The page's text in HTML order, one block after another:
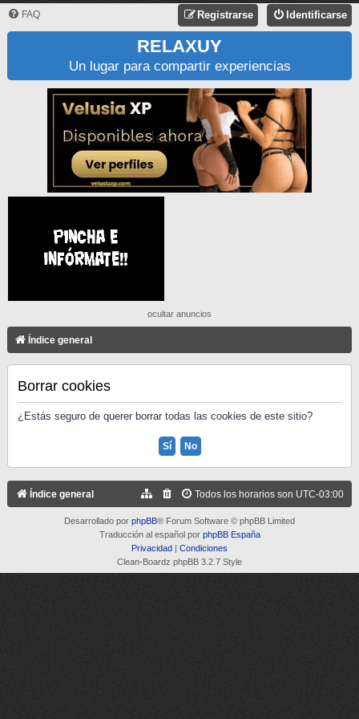
FAQ Identificarse
Registrarse
RELAXUY
Un lugar para compartir experiencias
ocultar anuncios
Índice general
Borrar cookies
¿Estás seguro de querer borrar todas las cookies de este sitio?
Índice general Todos los horarios son UTC-03:00
Desarrollado por phpBB® Forum Software © phpBB Limited
Traducción al español por phpBB España
Privacidad | Condiciones
Clean-Boardz phpBB 3.2.7 Style